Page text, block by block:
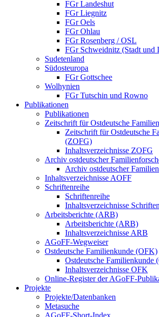
FGr Landeshut
FGr Liegnitz
FGr Oels
FGr Ohlau
FGr Rosenberg / OSL
FGr Schweidnitz (Stadt und
Sudetenland
Südosteuropa
FGr Gottschee
Wolhynien
FGr Tutschin und Rowno
Publikationen
Publikationen
Zeitschrift für Ostdeutsche
Zeitschrift für Ostdeutsche
(ZOFG)
Inhaltsverzeichnisse ZOFG
Archiv ostdeutscher
Archiv ostdeutscher
Inhaltsverzeichnisse AOFF
Schriftenreihe
Schriftenreihe
Inhaltsverzeichnisse
Arbeitsberichte (ARB)
Arbeitsberichte (ARB)
Inhaltsverzeichnisse ARB
AGoFF-Wegweiser
Ostdeutsche Familienkunde (OFK)
Ostdeutsche Familienkunde
Inhaltsverzeichnisse OFK
Online-Register der AGoFF-
Projekte
Projekte/Datenbanken
Metasuche
AGoFF-Short-Index